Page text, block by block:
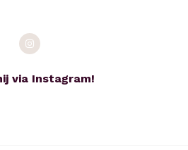
via Instagram!